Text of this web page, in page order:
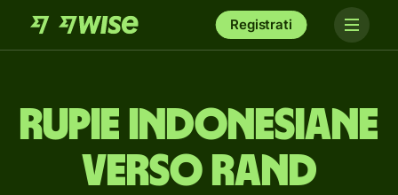
Registrati
rupie indonesiane
verso rand